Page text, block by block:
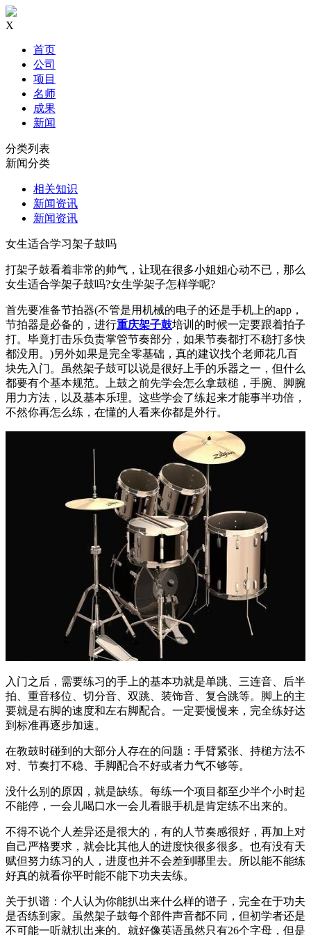
X
首页
公司
项目
名师
成果
新闻
分类列表
新闻分类
相关知识
新闻资讯
新闻资讯
女生适合学习架子鼓吗
打架子鼓看着非常的帅气，让现在很多小姐姐心动不已，那么
女生适合学架子鼓吗?女生学架子怎样学呢?
首先要准备节拍器(不管是用机械的电子的还是手机上的app，
节拍器是必备的，进行重庆架子鼓培训的时候一定要跟着拍子
打。毕竟打击乐负责掌管节奏部分，如果节奏都打不稳打多快
都没用。)另外如果是完全零基础，真的建议找个老师花几百
块先入门。虽然架子鼓可以说是很好上手的乐器之一，但什么
都要有个基本规范。上鼓之前先学会怎么拿鼓槌，手腕、脚腕
用力方法，以及基本乐理。这些学会了练起来才能事半功倍，
不然你再怎么练，在懂的人看来你都是外行。
入门之后，需要练习的手上的基本功就是单跳、三连音、后半
拍、重音移位、切分音、双跳、装饰音、复合跳等。脚上的主
要就是右脚的速度和左右脚配合。一定要慢慢来，完全练好达
到标准再逐步加速。
在教鼓时碰到的大部分人存在的问题：手臂紧张、持槌方法不
对、节奏打不稳、手脚配合不好或者力气不够等。
没什么别的原因，就是缺练。每练一个项目都至少半个小时起
不能停，一会儿喝口水一会儿看眼手机是肯定练不出来的。
不得不说个人差异还是很大的，有的人节奏感很好，再加上对
自己严格要求，就会比其他人的进度快很多很多。也有没有天
赋但努力练习的人，进度也并不会差到哪里去。所以能不能练
好真的就看你平时能不能下功夫去练。
关于扒谱：个人认为你能扒出来什么样的谱子，完全在于功夫
是否练到家。虽然架子鼓每个部件声音都不同，但初学者还是
不可能一听就扒出来的。就好像英语虽然只有26个字母，但是